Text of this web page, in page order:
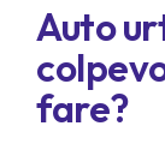
Auto
fare?